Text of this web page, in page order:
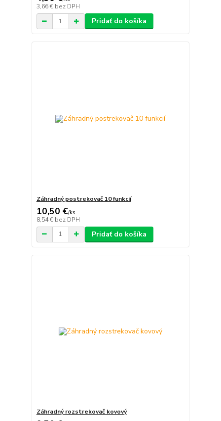
3,66 € bez DPH
Pridať do košíka
Záhradný postrekovač 10 funkcií
10,50 €/ks
8,54 € bez DPH
Pridať do košíka
Záhradný rozstrekovač kovový